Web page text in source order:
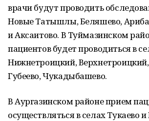
врачи будут проводить
Новые Татышлы, Беляшево,
и Аксаитово. В Туймазинском
пациентов будет проводиться в
Нижнетроицкий,
Губеево, Чукадыбашево.
В Аургазинском районе прием
осуществляться в селах Тукаево